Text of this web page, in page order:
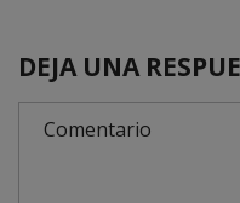
DEJA UNA